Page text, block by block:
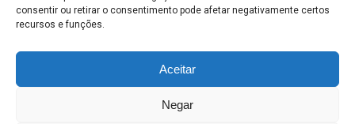
consentir ou retirar o consentimento pode afetar negativamente certos
recursos e funções.
Aceitar
Negar
e esperar ficar rico era realista?
Por Que Essas Memecoins
Morreram?
informativo, servindo como boletins de divulgação, e não devem ser
interpretadas como recomendações de investimento.Leia mais
Bolsa de Valores